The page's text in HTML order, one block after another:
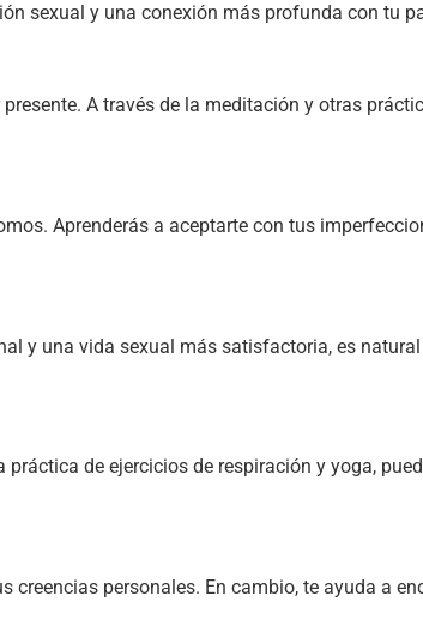
sexual y una conexión más profunda con tu
A través de la meditación y otras
Aprenderás a aceptarte con tus
y una vida sexual más satisfactoria, es
de ejercicios de respiración y yoga,
creencias personales. En cambio, te ayuda a